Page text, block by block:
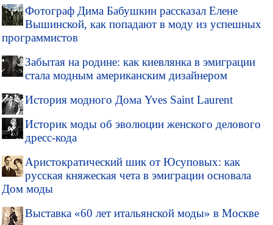
Фотограф Дима Бабушкин рассказал Елене
Вышинской, как попадают в моду из успешных
программистов
Забытая на родине: как киевлянка в эмиграции
стала модным американским дизайнером
История модного Дома Yves Saint Laurent
Историк моды об эволюции женского делового
дресс-кода
Аристократический шик от Юсуповых: как
русская княжеская чета в эмиграции основала
Дом моды
Выставка «60 лет итальянской моды» в Москве